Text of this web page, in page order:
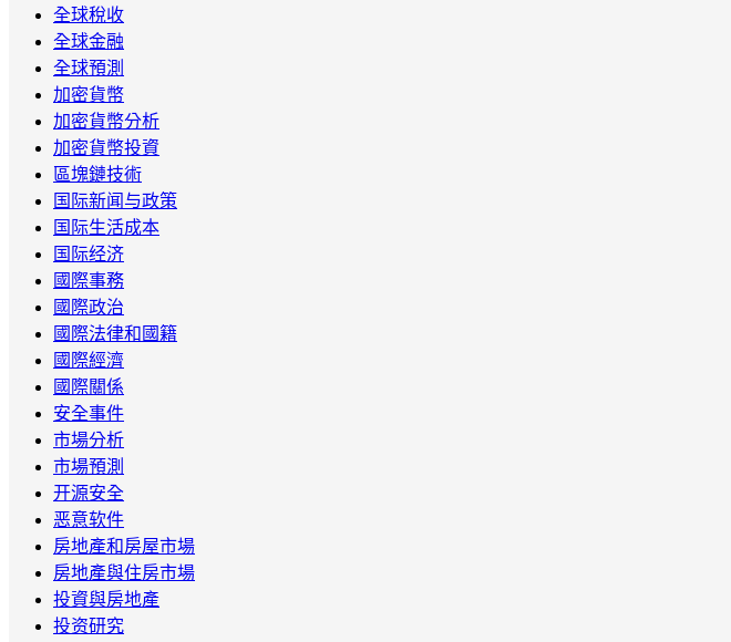
全球稅收
全球金融
全球預測
加密貨幣
加密貨幣分析
加密貨幣投資
區塊鏈技術
国际新闻与政策
国际生活成本
国际经济
國際事務
國際政治
國際法律和國籍
國際經濟
國際關係
安全事件
市場分析
市場預測
开源安全
恶意软件
房地產和房屋市場
房地產與住房市場
投資與房地產
投资研究